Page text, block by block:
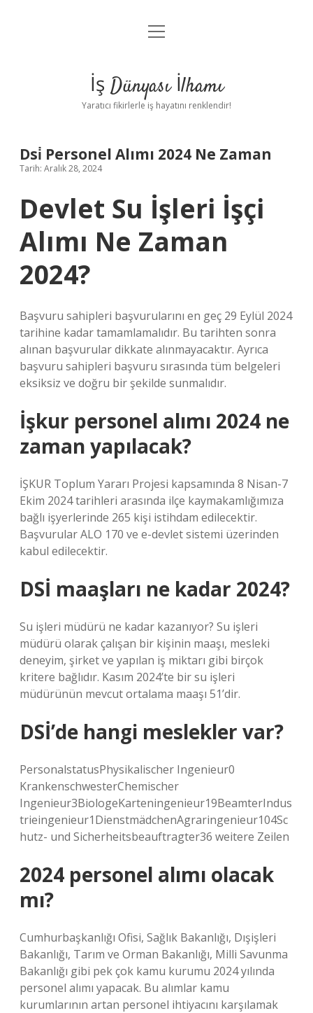
Anasayfa
Yasal Uyarı
menüyü
İş Dünyası İlhamı
Yaratıcı fikirlerle iş hayatını renklendir!
Dsi̇ Personel Alımı 2024 Ne Zaman
Tarih: Aralık 28, 2024
Devlet Su İşleri İşçi
Alımı Ne Zaman
2024?
Başvuru sahipleri başvurularını en geç 29 Eylül 2024
tarihine kadar tamamlamalıdır. Bu tarihten sonra
alınan başvurular dikkate alınmayacaktır. Ayrıca
başvuru sahipleri başvuru sırasında tüm belgeleri
eksiksiz ve doğru bir şekilde sunmalıdır.
İşkur personel alımı 2024 ne
zaman yapılacak?
İŞKUR Toplum Yararı Projesi kapsamında 8 Nisan-7
Ekim 2024 tarihleri ​​arasında ilçe kaymakamlığımıza
bağlı işyerlerinde 265 kişi istihdam edilecektir.
Başvurular ALO 170 ve e-devlet sistemi üzerinden
kabul edilecektir.
DSİ maaşları ne kadar 2024?
Su işleri müdürü ne kadar kazanıyor? Su işleri
müdürü olarak çalışan bir kişinin maaşı, mesleki
deneyim, şirket ve yapılan iş miktarı gibi birçok
kritere bağlıdır. Kasım 2024’te bir su işleri
müdürünün mevcut ortalama maaşı 51’dir.
DSİ’de hangi meslekler var?
PersonalstatusPhysikalischer Ingenieur0
KrankenschwesterChemischer
Ingenieur3BiologeKarteningenieur19BeamterIndus
trieingenieur1DienstmädchenAgraringenieur104Sc
hutz- und Sicherheitsbeauftragter36 weitere Zeilen
2024 personel alımı olacak
mı?
Cumhurbaşkanlığı Ofisi, Sağlık Bakanlığı, Dışişleri
Bakanlığı, Tarım ve Orman Bakanlığı, Milli Savunma
Bakanlığı gibi pek çok kamu kurumu 2024 yılında
personel alımı yapacak. Bu alımlar kamu
kurumlarının artan personel ihtiyacını karşılamak